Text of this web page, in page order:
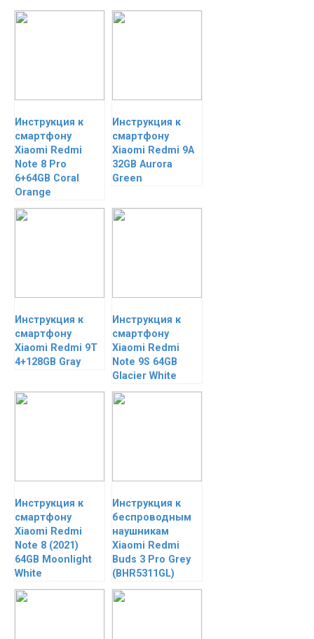
Инструкция к
смартфону
Xiaomi Redmi
Note 8 Pro
6+64GB Coral
Orange
Инструкция к
смартфону
Xiaomi Redmi 9A
32GB Aurora
Green
Инструкция к
смартфону
Xiaomi Redmi 9T
4+128GB Gray
Инструкция к
смартфону
Xiaomi Redmi
Note 9S 64GB
Glacier White
Инструкция к
смартфону
Xiaomi Redmi
Note 8 (2021)
64GB Moonlight
White
Инструкция к
беспроводным
наушникам
Xiaomi Redmi
Buds 3 Pro Grey
(BHR5311GL)